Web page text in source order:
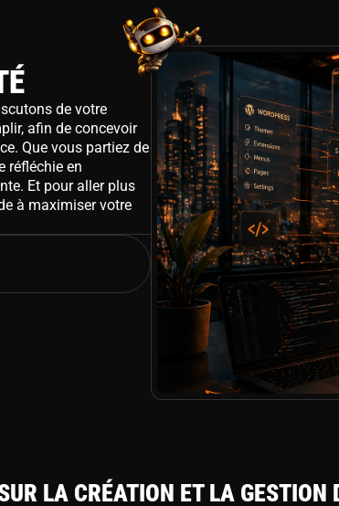
de votre
afin de concevoir
Que vous partiez de
réfléchie en
Et pour aller plus
à maximiser votre
LA CRÉATION ET LA GESTION